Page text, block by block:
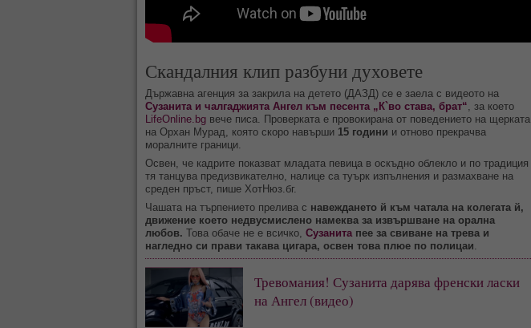
Скандалния клип разбуни духовете
Държавна агенция за закрила на детето (ДАЗД) се е заела с видеото на
Сузанита и чалгаджията Ангел към песента „К`во става, брат“, за което
LifeOnline.bg вече писа. Проверката е провокирана от поведението на щерката
на Орхан Мурад, която скоро навърши 15 години и отново прекрачва
моралните граници.
Освен, че кадрите показват младата певица в оскъдно облекло и по традиция
тя танцува предизвикателно, налице са туърк изпълнения и размахване на
среден пръст, пише ХотНюз.бг.
Чашата на търпението прелива с навеждането й към чатала на колегата й,
движение което недвусмислено намеква за извършване на орална
любов. Това обаче не е всичко, Сузанитапее за свиване на трева и
нагледно си прави такава цигара, освен това плюе по полицаи.
Тревомания! Сузанита дарява френски ласки
на Ангел (видео)